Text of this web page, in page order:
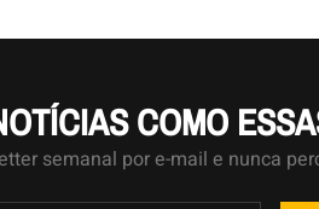
COMO
semanal por e-mail e nunca